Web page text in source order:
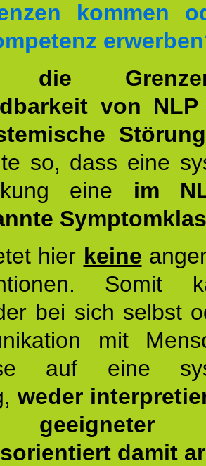
kommen
die
von NLP
so, dass eine
eine im
hier keine
Somit
bei sich selbst
mit
auf eine
weder
damit